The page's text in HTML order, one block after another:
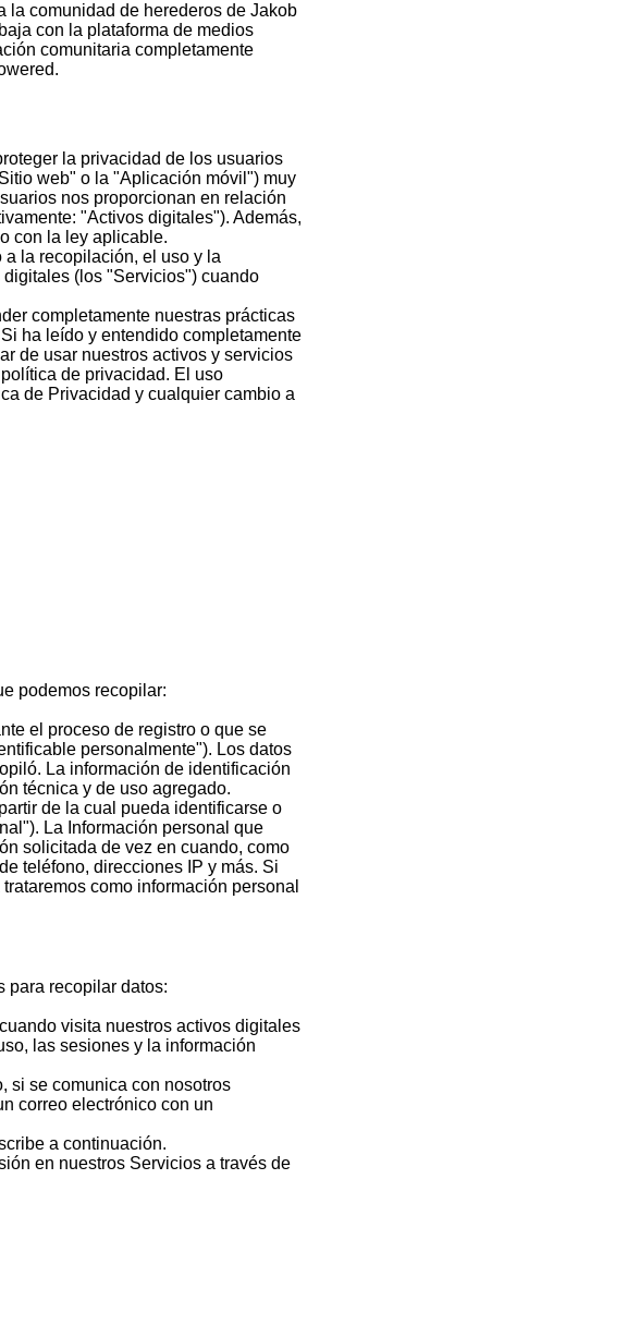
la comunidad de herederos de Jakob
con la plataforma de medios
comunitaria completamente
la privacidad de los usuarios
web" o la "Aplicación móvil") muy
nos proporcionan en relación
"Activos digitales"). Además,
con la ley aplicable.
la recopilación, el uso y la
(los "Servicios") cuando
completamente nuestras prácticas
ha leído y entendido completamente
de usar nuestros activos y servicios
de privacidad. El uso
de Privacidad y cualquier cambio a
podemos recopilar:
el proceso de registro o que se
personalmente"). Los datos
La información de identificación
técnica y de uso agregado.
de la cual pueda identificarse o
La Información personal que
solicitada de vez en cuando, como
teléfono, direcciones IP y más. Si
como información personal
para recopilar datos:
visita nuestros activos digitales
las sesiones y la información
si se comunica con nosotros
correo electrónico con un
a continuación.
en nuestros Servicios a través de